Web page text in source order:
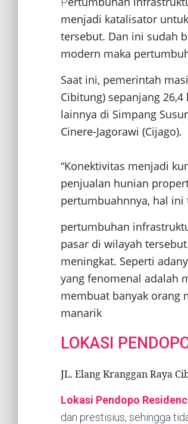
menjadi katalisator
tersebut. Dan ini sudah
modern maka
Saat ini, pemerintah
Cibitung) sepanjang
lainnya di Simpang
Cinere-Jagorawi (Cijago).
“Konektivitas menjadi
penjualan hunian
pertumbuahnnya, hal
pertumbuhan
pasar di wilayah
meningkat. Seperti
yang fenomenal adalah
membuat banyak orang
manarik
LOKASI
JL. Elang Kranggan Raya
Lokasi Pendopo
dan prestisius, sehingga